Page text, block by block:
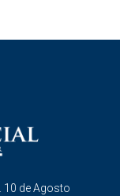
10 de Agosto